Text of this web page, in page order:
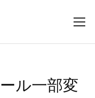
ル一部変